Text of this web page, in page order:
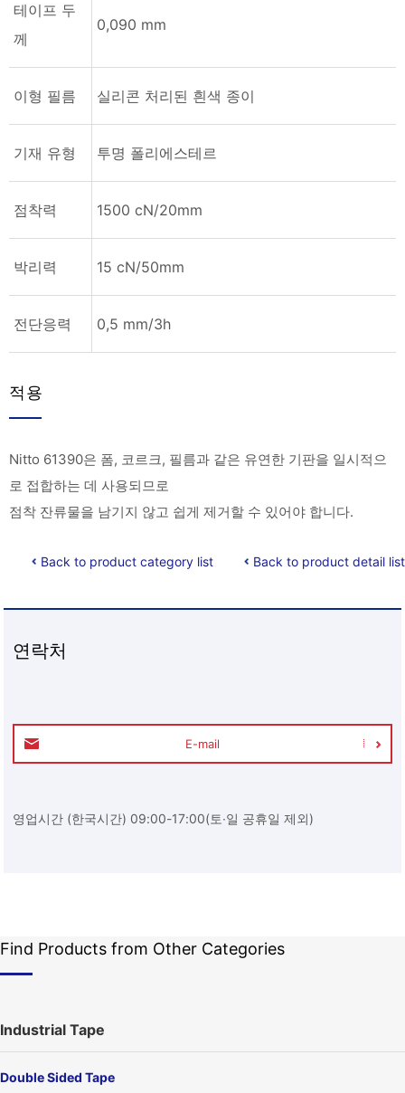
테이프 두
께
0,090 mm
이형 필름 실리콘 처리된 흰색 종이
기재 유형 투명 폴리에스테르
점착력 1500 cN/20mm
박리력 15 cN/50mm
전단응력 0,5 mm/3h
적용
Nitto 61390은 폼, 코르크, 필름과 같은 유연한 기판을 일시적으
로 접합하는 데 사용되므로
점착 잔류물을 남기지 않고 쉽게 제거할 수 있어야 합니다.
Back to product category list Back to product detail list
연락처
E-mail
영업시간 (한국시간) 09:00-17:00(토∙일 공휴일 제외)
Find Products from Other Categories
Industrial Tape
Double Sided Tape